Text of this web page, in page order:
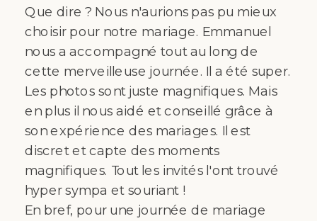
Que dire ? Nous n'aurions pas pu mieux
choisir pour notre mariage. Emmanuel
nous a accompagné tout au long de
cette merveilleuse journée. Il a été super.
Les photos sont juste magnifiques. Mais
en plus il nous aidé et conseillé grâce à
son expérience des mariages. Il est
discret et capte des moments
magnifiques. Tout les invités l'ont trouvé
hyper sympa et souriant !
En bref, pour une journée de mariage